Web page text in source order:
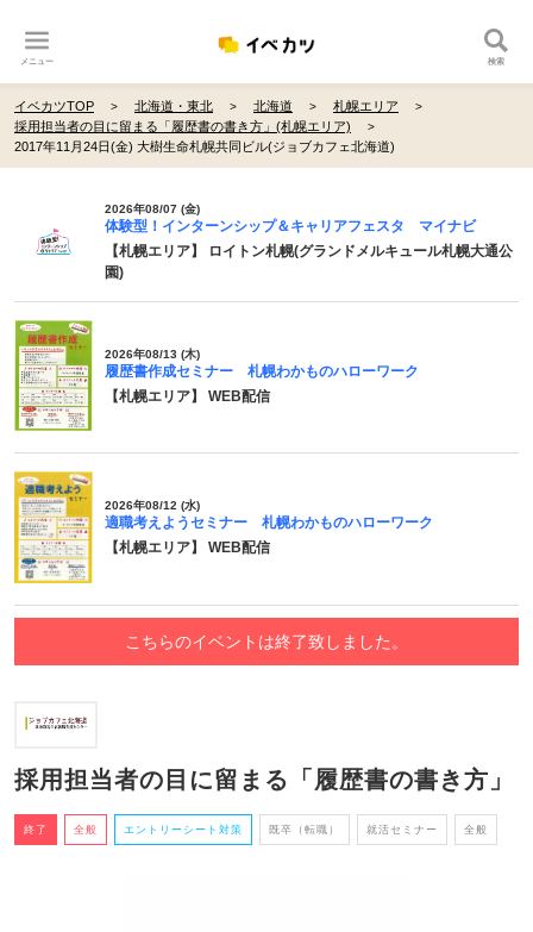
メニュー 検索
イベカツTOP 北海道・東北 北海道
札幌エリア
採用担当者の目に留まる「履歴書の書き方」(札幌エリア)
2017年11月24日(金) 大樹生命札幌共同ビル(ジョブカフェ北海道)
2026年08/07 (金)
体験型！インターンシップ＆キャリアフェスタ マイナビ
【札幌エリア】 ロイトン札幌(グランドメルキュール札幌大通公
園)
2026年08/13 (木)
履歴書作成セミナー 札幌わかものハローワーク
【札幌エリア】 WEB配信
2026年08/12 (水)
適職考えようセミナー 札幌わかものハローワーク
【札幌エリア】 WEB配信
こちらのイベントは終了致しました。
採用担当者の目に留まる「履歴書の書き方」
終了 全般 エントリーシート対策 既卒（転職） 就活セミナー 全般